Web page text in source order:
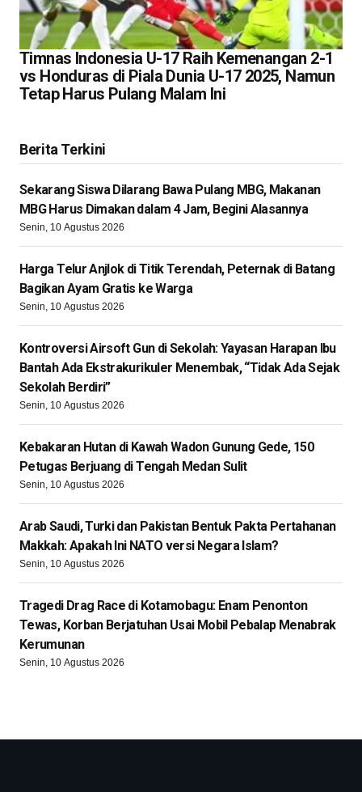
Timnas Indonesia U-17 Raih Kemenangan 2-1
vs Honduras di Piala Dunia U-17 2025, Namun
Tetap Harus Pulang Malam Ini
Berita Terkini
Sekarang Siswa Dilarang Bawa Pulang MBG, Makanan
MBG Harus Dimakan dalam 4 Jam, Begini Alasannya
Senin, 10 Agustus 2026
Harga Telur Anjlok di Titik Terendah, Peternak di Batang
Bagikan Ayam Gratis ke Warga
Senin, 10 Agustus 2026
Kontroversi Airsoft Gun di Sekolah: Yayasan Harapan Ibu
Bantah Ada Ekstrakurikuler Menembak, “Tidak Ada Sejak
Sekolah Berdiri”
Senin, 10 Agustus 2026
Kebakaran Hutan di Kawah Wadon Gunung Gede, 150
Petugas Berjuang di Tengah Medan Sulit
Senin, 10 Agustus 2026
Arab Saudi, Turki dan Pakistan Bentuk Pakta Pertahanan
Makkah: Apakah Ini NATO versi Negara Islam?
Senin, 10 Agustus 2026
Tragedi Drag Race di Kotamobagu: Enam Penonton
Tewas, Korban Berjatuhan Usai Mobil Pebalap Menabrak
Kerumunan
Senin, 10 Agustus 2026